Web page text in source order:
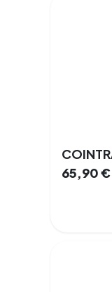
65,90€